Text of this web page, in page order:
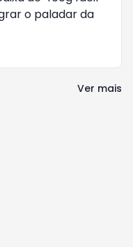
o paladar da
Ver mais